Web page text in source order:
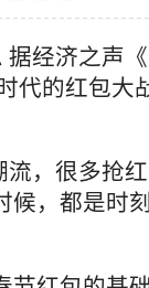
据经济之声
代的红包大
，很多抢
候，都是时